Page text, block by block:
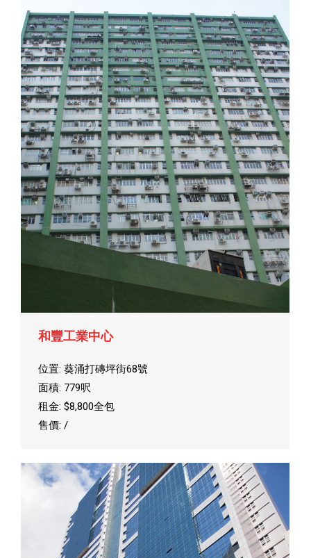
和豐工業中心
位置: 葵涌打磚坪街68號
面積: 779呎
租金: $8,800全包
售價: /